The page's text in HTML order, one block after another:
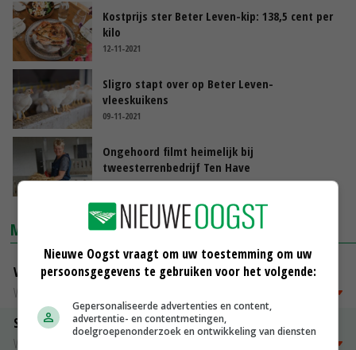
Kostprijs ster Beter Leven-kip: 138,5 cent per
kilo
12-11-2021
Sligro stapt over op Beter Leven-
vleeskuikens
09-11-2021
Ongehoord filmt heimelijk bij
tweesterrenbedrijf Ten Have
08-11-2021
MARKTPRIJZEN
Vleeskuikens Barneveld tot 2000 gr
Weekcijfers
Slachtkippen Barneveld Moederdieren (> 3,5 kg)
Weekcijfers
Nieuwe Oogst vraagt om uw toestemming om uw
persoonsgegevens te gebruiken voor het volgende:
Gepersonaliseerde advertenties en content,
advertentie- en contentmetingen,
doelgroepenonderzoek en ontwikkeling van diensten